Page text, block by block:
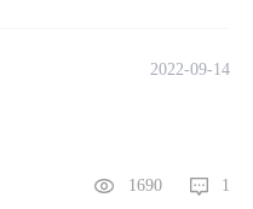
2022-09-14
1690 1